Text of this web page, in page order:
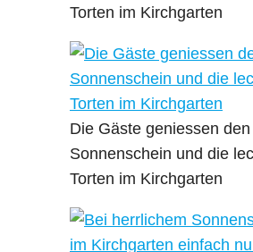
Torten im Kirchgarten
Die Gäste geniessen den
Sonnenschein und die
Torten im Kirchgarten